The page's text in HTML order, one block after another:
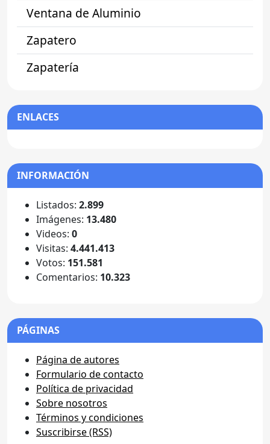
Ventana de Aluminio
Zapatero
Zapatería
ENLACES
INFORMACIÓN
Listados: 2.899
Imágenes: 13.480
Videos: 0
Visitas: 4.441.413
Votos: 151.581
Comentarios: 10.323
PÁGINAS
Página de autores
Formulario de contacto
Política de privacidad
Sobre nosotros
Términos y condiciones
Suscribirse (RSS)